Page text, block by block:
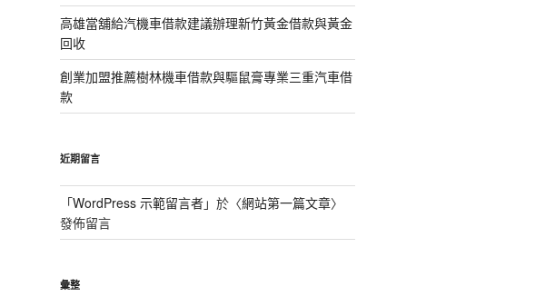
高雄當舖給汽機車借款建議辦理新竹黃金借款與黃金
回收
創業加盟推薦樹林機車借款與驅鼠膏專業三重汽車借
款
近期留言
「WordPress 示範留言者」於〈網站第一篇文章〉
發佈留言
彙整